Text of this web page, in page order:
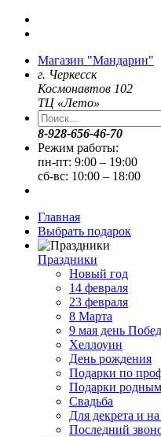
Магазин "Мандарин"
г. Черкесск
Космонавтов 102
ТЦ «Лето»
8-928-656-46-70
Режим работы:
пн-пт: 9:00 – 19:00
сб-вс: 10:00 – 18:00
Главная
Выбрать подарок
Праздники
Новый год
14 февраля
23 февраля
8 Марта
9 мая день
Хеллоуин
День рождения
Подарки по
Подарки
Свадьба
Для декрета и
Последний